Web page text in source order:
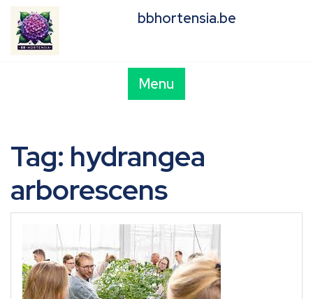
content
bbhortensia.be
Menu
Tag: hydrangea
arborescens